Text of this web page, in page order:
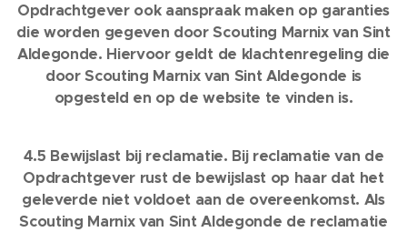
Opdrachtgever ook aanspraak maken op garanties
die worden gegeven door Scouting Marnix van Sint
Aldegonde. Hiervoor geldt de klachtenregeling die
door Scouting Marnix van Sint Aldegonde is
opgesteld en op de website te vinden is.
4.5 Bewijslast bij reclamatie. Bij reclamatie van de
Opdrachtgever rust de bewijslast op haar dat het
geleverde niet voldoet aan de overeenkomst. Als
Scouting Marnix van Sint Aldegonde de reclamatie